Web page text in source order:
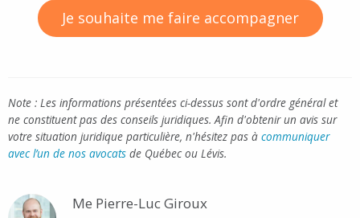
Je souhaite me faire accompagner
Note : Les informations présentées ci-dessus sont d'ordre général et
ne constituent pas des conseils juridiques. Afin d'obtenir un avis sur
votre situation juridique particulière, n'hésitez pas à communiquer
avec l’un de nos avocats de Québec ou Lévis.
Me Pierre-Luc Giroux